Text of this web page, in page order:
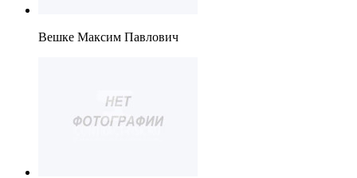
Вешке Максим Павлович